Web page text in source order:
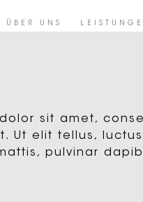
ÜBER UNS
sit amet,
Ut elit tellus,
pulvinar